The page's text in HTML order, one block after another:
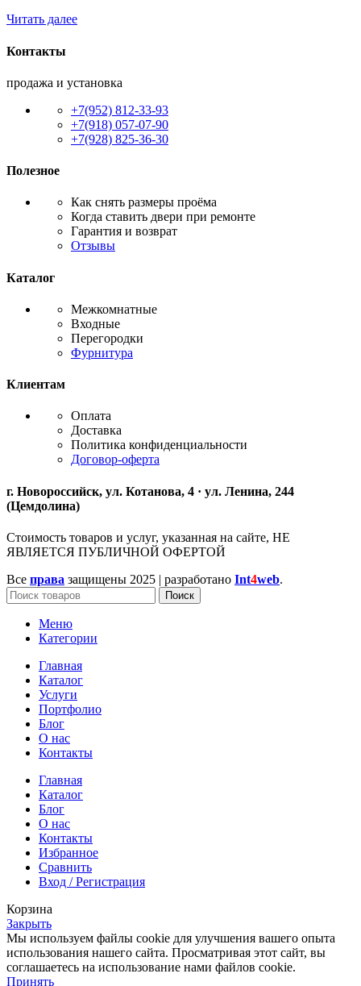
Читать далее
Контакты
продажа и установка
+7(952) 812-33-93
+7(918) 057-07-90
+7(928) 825-36-30
Полезное
Как снять размеры проёма
Когда ставить двери при ремонте
Гарантия и возврат
Отзывы
Каталог
Межкомнатные
Входные
Перегородки
Фурнитура
Клиентам
Оплата
Доставка
Политика конфиденциальности
Договор-оферта
г. Новороссийск, ул. Котанова, 4 · ул. Ленина, 244
(Цемдолина)
Стоимость товаров и услуг, указанная на сайте, НЕ
ЯВЛЯЕТСЯ ПУБЛИЧНОЙ ОФЕРТОЙ
Все права защищены 2025 | разработано Int4web.
Поиск
Меню
Категории
Главная
Каталог
Услуги
Портфолио
Блог
О нас
Контакты
Главная
Каталог
Блог
О нас
Контакты
Избранное
Сравнить
Вход / Регистрация
Корзина
Закрыть
Мы используем файлы cookie для улучшения вашего опыта
использования нашего сайта. Просматривая этот сайт, вы
соглашаетесь на использование нами файлов cookie.
Принять